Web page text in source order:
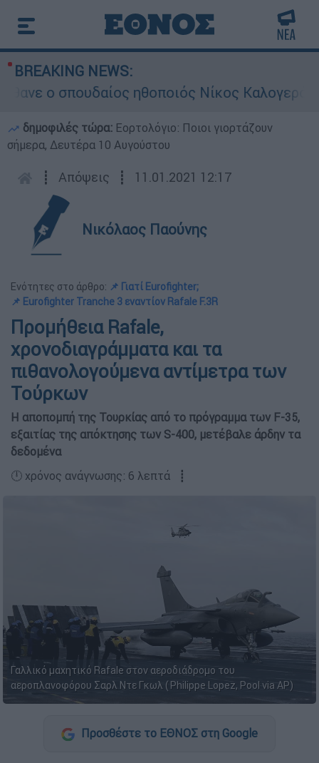
BREAKING NEWS:
ο σπουδαίος ηθοποιός Νίκος Καλογερόπουλος
δημοφιλές τώρα: Εορτολόγιο: Ποιοι γιορτάζουν
σήμερα, Δευτέρα 10 Αυγούστου
┋ Απόψεις ┋ 11.01.2021 12:17
Νικόλαος Παούνης
Ενότητες στο άρθρο: 📌 Γιατί Eurofighter;
📌 Eurofighter Tranche 3 εναντίον Rafale F.3R
Προμήθεια Rafale,
χρονοδιαγράμματα και τα
πιθανολογούμενα αντίμετρα των
Τούρκων
Η αποπομπή της Τουρκίας από το πρόγραμμα των F-35,
εξαιτίας της απόκτησης των S-400, μετέβαλε άρδην τα
δεδομένα
🕛 χρόνος ανάγνωσης: 6 λεπτά ┋
Γαλλικό μαχητικό Rafale στον αεροδιάδρομο του
αεροπλανοφόρου Σαρλ Ντε Γκωλ ( Philippe Lopez, Pool via AP)
Προσθέστε το ΕΘΝΟΣ στη Google